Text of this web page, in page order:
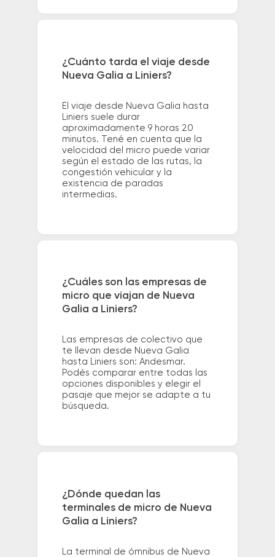
¿Cuánto tarda el viaje desde
Nueva Galia a Liniers?
El viaje desde Nueva Galia hasta
Liniers suele durar
aproximadamente 9 horas 20
minutos. Tené en cuenta que la
velocidad del micro puede variar
según el estado de las rutas, la
congestión vehicular y la
existencia de paradas
intermedias.
¿Cuáles son las empresas de
micro que viajan de Nueva
Galia a Liniers?
Las empresas de colectivo que
te llevan desde Nueva Galia
hasta Liniers son: Andesmar.
Podés comparar entre todas las
opciones disponibles y elegir el
pasaje que mejor se adapte a tu
búsqueda.
¿Dónde quedan las
terminales de micro de Nueva
Galia a Liniers?
La terminal de ómnibus de Nueva